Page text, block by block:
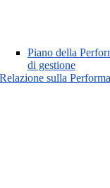
Piano della
di gestione
Relazione sulla